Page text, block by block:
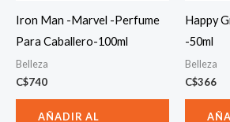
Iron Man -Marvel -Perfume
Para Caballero-100ml
Belleza
C$740
AÑADIR AL
Happy
-50ml
Belleza
C$366